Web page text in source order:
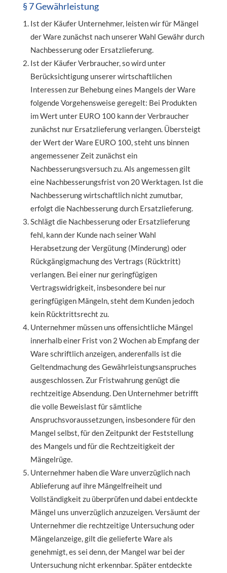
§ 7 Gewährleistung
Ist der Käufer Unternehmer, leisten wir für Mängel
der Ware zunächst nach unserer Wahl Gewähr durch
Nachbesserung oder Ersatzlieferung.
Ist der Käufer Verbraucher, so wird unter
Berücksichtigung unserer wirtschaftlichen
Interessen zur Behebung eines Mangels der Ware
folgende Vorgehensweise geregelt: Bei Produkten
im Wert unter EURO 100 kann der Verbraucher
zunächst nur Ersatzlieferung verlangen. Übersteigt
der Wert der Ware EURO 100, steht uns binnen
angemessener Zeit zunächst ein
Nachbesserungsversuch zu. Als angemessen gilt
eine Nachbesserungsfrist von 20 Werktagen. Ist die
Nachbesserung wirtschaftlich nicht zumutbar,
erfolgt die Nachbesserung durch Ersatzlieferung.
Schlägt die Nachbesserung oder Ersatzlieferung
fehl, kann der Kunde nach seiner Wahl
Herabsetzung der Vergütung (Minderung) oder
Rückgängigmachung des Vertrags (Rücktritt)
verlangen. Bei einer nur geringfügigen
Vertragswidrigkeit, insbesondere bei nur
geringfügigen Mängeln, steht dem Kunden jedoch
kein Rücktrittsrecht zu.
Unternehmer müssen uns offensichtliche Mängel
innerhalb einer Frist von 2 Wochen ab Empfang der
Ware schriftlich anzeigen, anderenfalls ist die
Geltendmachung des Gewährleistungsanspruches
ausgeschlossen. Zur Fristwahrung genügt die
rechtzeitige Absendung. Den Unternehmer betrifft
die volle Beweislast für sämtliche
Anspruchsvoraussetzungen, insbesondere für den
Mangel selbst, für den Zeitpunkt der Feststellung
des Mangels und für die Rechtzeitigkeit der
Mängelrüge.
Unternehmer haben die Ware unverzüglich nach
Ablieferung auf ihre Mängelfreiheit und
Vollständigkeit zu überprüfen und dabei entdeckte
Mängel uns unverzüglich anzuzeigen. Versäumt der
Unternehmer die rechtzeitige Untersuchung oder
Mängelanzeige, gilt die gelieferte Ware als
genehmigt, es sei denn, der Mangel war bei der
Untersuchung nicht erkennbar. Später entdeckte